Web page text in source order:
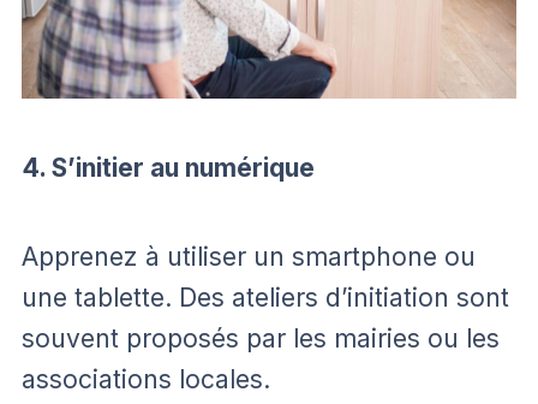
4. S’initier au numérique
Apprenez à utiliser un smartphone ou
une tablette. Des ateliers d’initiation sont
souvent proposés par les mairies ou les
associations locales.